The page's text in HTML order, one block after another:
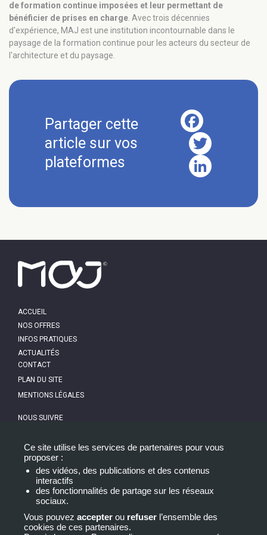
de formation continue imposées et leur permettant de
bénéficier de prises en charge . Avec trois décennies
d'expérience, MAJ est une institution incontournable dans le
paysage de la formation continue pour les acteurs du secteur de
l'architecture et du paysage.
MAIN
ACCUEIL
NOS OFFRES
INFOS PRATIQUES
ACTUALITÉS
PIED
DE
PAGE
CONTACT
PLAN DU SITE
MENTIONS LÉGALES
NOUS SUIVRE
NEWSLETTER
Ce site utilise les services de partenaires pour vous
proposer :
des vidéos, des publications et des contenus
interactifs
des fonctionnalités de partage sur les réseaux
sociaux.
Vous pouvez accepter ou refuser l’ensemble des
cookies de ces partenaires.